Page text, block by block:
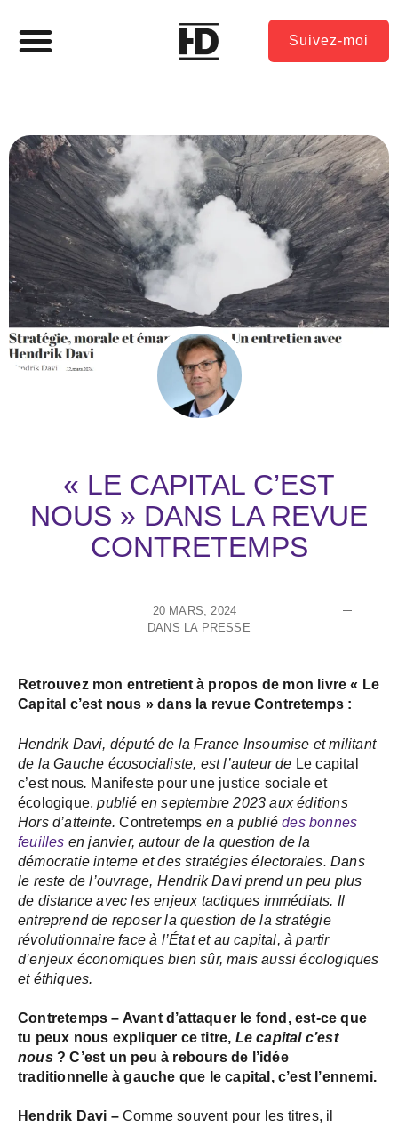
Suivez-moi
« LE CAPITAL C’EST
NOUS » DANS LA REVUE
CONTRETEMPS
20 MARS, 2024
DANS LA PRESSE
Retrouvez mon entretient à propos de mon livre « Le
Capital c’est nous » dans la revue Contretemps :
Hendrik Davi, député de la France Insoumise et militant
de la Gauche écosocialiste, est l’auteur de Le capital
c’est nous. Manifeste pour une justice sociale et
écologique, publié en septembre 2023 aux éditions
Hors d’atteinte.Contretemps en a publiédes bonnes
feuilles en janvier, autour de la question de la
démocratie interne et des stratégies électorales. Dans
le reste de l’ouvrage, Hendrik Davi prend un peu plus
de distance avec les enjeux tactiques immédiats. Il
entreprend de reposer la question de la stratégie
révolutionnaire face à l’État et au capital, à partir
d’enjeux économiques bien sûr, mais aussi écologiques
et éthiques.
Contretemps – Avant d’attaquer le fond, est-ce que
tu peux nous expliquer ce titre, Le capital c’est
nous? C’est un peu à rebours de l’idée
traditionnelle à gauche que le capital, c’est l’ennemi.
Hendrik Davi –Comme souvent pour les titres, il